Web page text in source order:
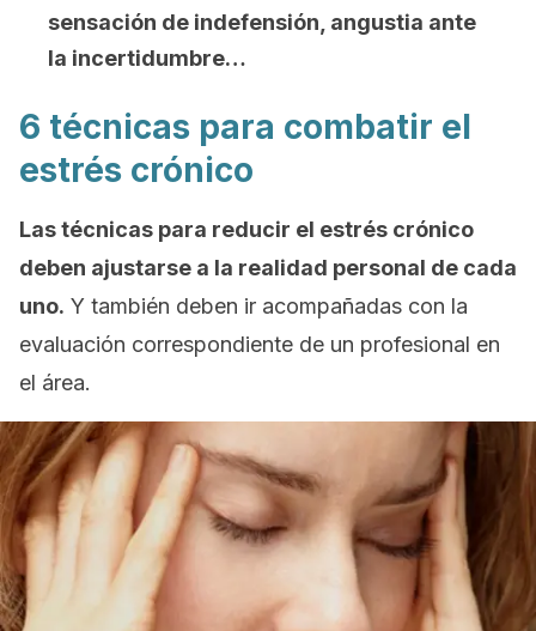
sensación de indefensión, angustia ante
la incertidumbre…
6 técnicas para combatir el
estrés crónico
Las técnicas para reducir el estrés crónico
deben ajustarse a la realidad personal de cada
uno. Y también deben ir acompañadas con la
evaluación correspondiente de un profesional en
el área.